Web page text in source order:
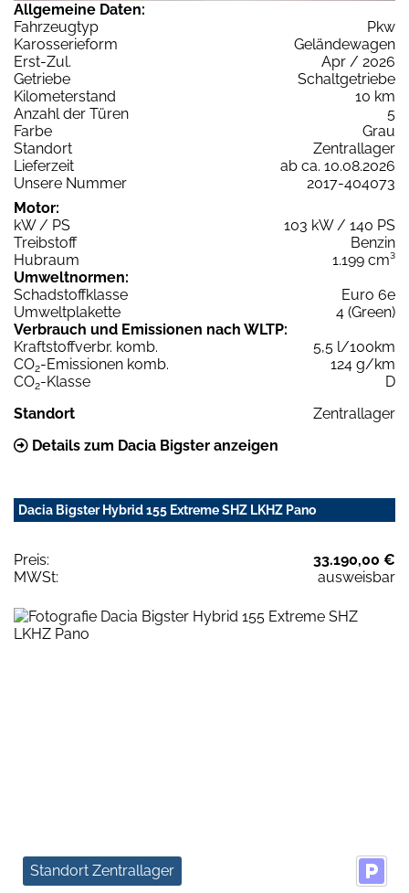
Allgemeine Daten:
Fahrzeugtyp
Pkw
Karosserieform
Geländewagen
Erst-Zul.
Apr / 2026
Getriebe
Schaltgetriebe
Kilometerstand
10 km
Anzahl der Türen
5
Farbe
Grau
Standort
Zentrallager
Lieferzeit
ab ca. 10.08.2026
Unsere Nummer
2017-404073
Motor:
kW / PS
103 kW / 140 PS
Treibstoff
Benzin
Hubraum
1.199 cm³
Umweltnormen:
Schadstoffklasse
Euro 6e
Umweltplakette
4 (Green)
Verbrauch und Emissionen nach WLTP:
Kraftstoffverbr. komb.
5,5 l/100km
CO2-Emissionen komb.
124 g/km
CO2-Klasse
D
Standort
Zentrallager
Details zum Dacia Bigster anzeigen
Dacia Bigster Hybrid 155 Extreme SHZ LKHZ Pano
Preis:
33.190,00 €
MWSt:
ausweisbar
Standort Zentrallager